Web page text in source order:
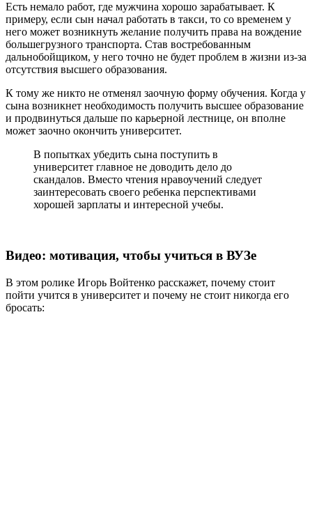
Есть немало работ, где мужчина хорошо зарабатывает. К
примеру, если сын начал работать в такси, то со временем у
него может возникнуть желание получить права на вождение
большегрузного транспорта. Став востребованным
дальнобойщиком, у него точно не будет проблем в жизни из-за
отсутствия высшего образования.
К тому же никто не отменял заочную форму обучения. Когда у
сына возникнет необходимость получить высшее образование
и продвинуться дальше по карьерной лестнице, он вполне
может заочно окончить университет.
В попытках убедить сына поступить в
университет главное не доводить дело до
скандалов. Вместо чтения нравоучений следует
заинтересовать своего ребенка перспективами
хорошей зарплаты и интересной учебы.
Видео: мотивация, чтобы учиться в ВУЗе
В этом ролике Игорь Войтенко расскажет, почему стоит
пойти учится в университет и почему не стоит никогда его
бросать: